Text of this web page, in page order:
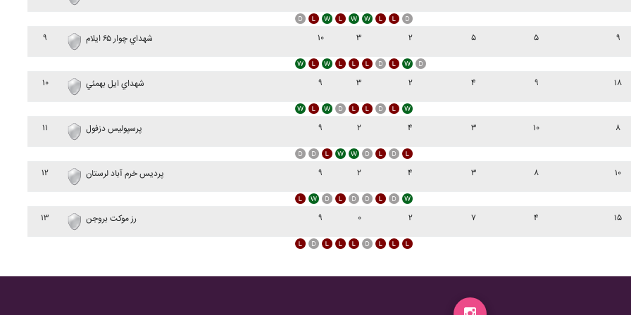
۹ شهداي چوار ۶۵ ايلام ۱۰ ۳ ۲ ۵ ۵ ۹
۱۰ شهداي ايل بهمئي ۹ ۳ ۲ ۴ ۹ ۱۸
۱۱ پرسپوليس دزفول ۹ ۲ ۴ ۳ ۱۰ ۸
۱۲ پرديس خرم آباد لرستان ۹ ۲ ۴ ۳ ۸ ۱۰
۱۳ رز موکت بروجن ۹ ۰ ۲ ۷ ۴ ۱۵